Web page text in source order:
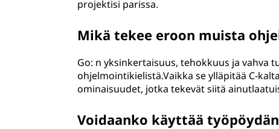
projektisi parissa.
Mikä tekee eroon muista
Go: n yksinkertaisuus, tehokkuus ja vahva
ohjelmointikielistä.Vaikka se ylläpitää C-
ominaisuudet, jotka tekevät siitä
Voidaanko käyttää